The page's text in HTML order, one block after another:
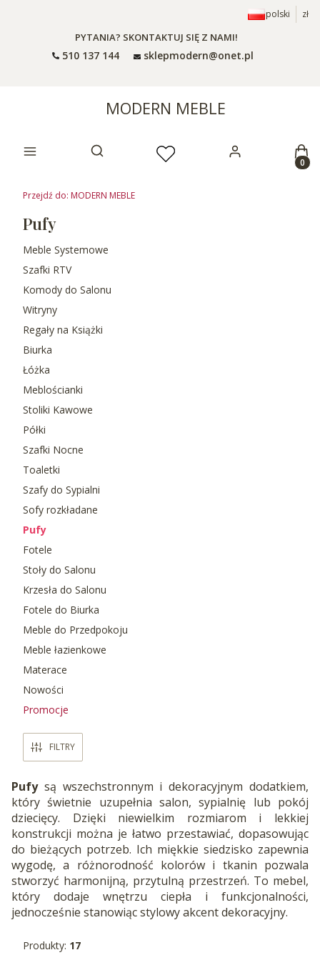
polski zł
PYTANIA? SKONTAKTUJ SIĘ Z NAMI!
510 137 144 sklepmodern@onet.pl
MODERN MEBLE
Otwórz wyszukiwarkę
Przejdź do: MODERN MEBLE
Pufy
Meble Systemowe
Szafki RTV
Komody do Salonu
Witryny
Regały na Książki
Biurka
Łóżka
Meblościanki
Stoliki Kawowe
Półki
Szafki Nocne
Toaletki
Szafy do Sypialni
Sofy rozkładane
Pufy
Fotele
Stoły do Salonu
Krzesła do Salonu
Fotele do Biurka
Meble do Przedpokoju
Meble łazienkowe
Materace
Nowości
Promocje
FILTRY
Pufysą wszechstronnym i dekoracyjnym dodatkiem,
który świetnie uzupełnia salon, sypialnię lub pokój
dziecięcy. Dzięki niewielkim rozmiarom i lekkiej
konstrukcji można je łatwo przestawiać, dopasowując
do bieżących potrzeb. Ich miękkie siedzisko zapewnia
wygodę, a różnorodność kolorów i tkanin pozwala
stworzyć harmonijną, przytulną przestrzeń. To mebel,
który dodaje wnętrzu ciepła i funkcjonalności,
jednocześnie stanowiąc stylowy akcent dekoracyjny.
Produkty: 17